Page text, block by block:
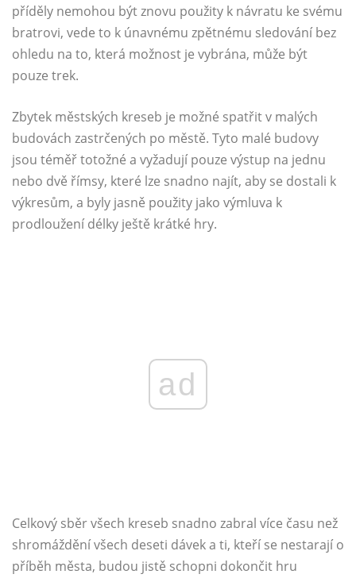
příděly nemohou být znovu použity k návratu ke svému
bratrovi, vede to k únavnému zpětnému sledování bez
ohledu na to, která možnost je vybrána, může být
pouze trek.
Zbytek městských kreseb je možné spatřit v malých
budovách zastrčených po městě. Tyto malé budovy
jsou téměř totožné a vyžadují pouze výstup na jednu
nebo dvě římsy, které lze snadno najít, aby se dostali k
výkresům, a byly jasně použity jako výmluva k
prodloužení délky ještě krátké hry.
ad
Celkový sběr všech kreseb snadno zabral více času než
shromáždění všech deseti dávek a ti, kteří se nestarají o
příběh města, budou jistě schopni dokončit hru